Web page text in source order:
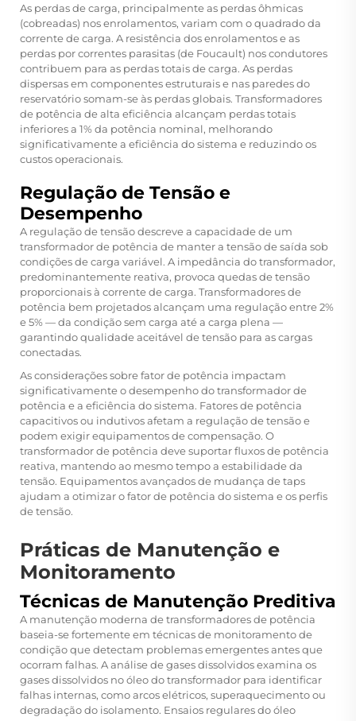
As perdas de carga, principalmente as perdas ôhmicas
(cobreadas) nos enrolamentos, variam com o quadrado da
corrente de carga. A resistência dos enrolamentos e as
perdas por correntes parasitas (de Foucault) nos condutores
contribuem para as perdas totais de carga. As perdas
dispersas em componentes estruturais e nas paredes do
reservatório somam-se às perdas globais. Transformadores
de potência de alta eficiência alcançam perdas totais
inferiores a 1% da potência nominal, melhorando
significativamente a eficiência do sistema e reduzindo os
custos operacionais.
Regulação de Tensão e
Desempenho
A regulação de tensão descreve a capacidade de um
transformador de potência de manter a tensão de saída sob
condições de carga variável. A impedância do transformador,
predominantemente reativa, provoca quedas de tensão
proporcionais à corrente de carga. Transformadores de
potência bem projetados alcançam uma regulação entre 2%
e 5% — da condição sem carga até a carga plena —
garantindo qualidade aceitável de tensão para as cargas
conectadas.
As considerações sobre fator de potência impactam
significativamente o desempenho do transformador de
potência e a eficiência do sistema. Fatores de potência
capacitivos ou indutivos afetam a regulação de tensão e
podem exigir equipamentos de compensação. O
transformador de potência deve suportar fluxos de potência
reativa, mantendo ao mesmo tempo a estabilidade da
tensão. Equipamentos avançados de mudança de taps
ajudam a otimizar o fator de potência do sistema e os perfis
de tensão.
Práticas de Manutenção e
Monitoramento
Técnicas de Manutenção Preditiva
A manutenção moderna de transformadores de potência
baseia-se fortemente em técnicas de monitoramento de
condição que detectam problemas emergentes antes que
ocorram falhas. A análise de gases dissolvidos examina os
gases dissolvidos no óleo do transformador para identificar
falhas internas, como arcos elétricos, superaquecimento ou
degradação do isolamento. Ensaios regulares do óleo